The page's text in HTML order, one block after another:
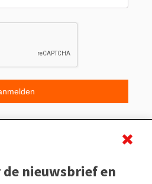
de nieuwsbrief en